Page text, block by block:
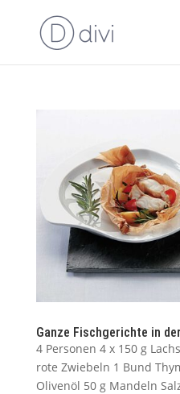
Ganze Fischgerichte in
4 Personen 4 x 150 g
rote Zwiebeln 1 Bund
Olivenöl 50 g Mandeln